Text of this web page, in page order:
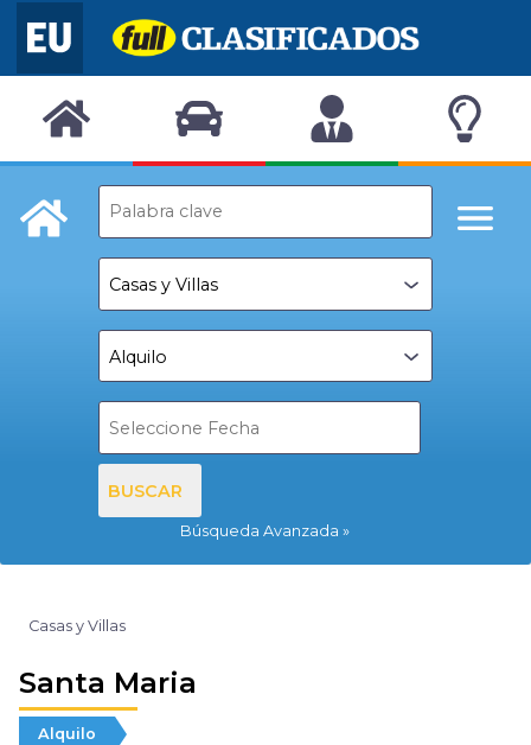
BUSCAR
Búsqueda Avanzada
Casas y Villas
Santa Maria
Alquilo